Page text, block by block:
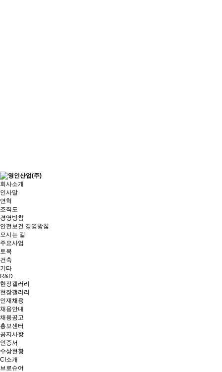
회사소개
인사말
연혁
조직도
경영방침
안전보건 경영방침
오시는 길
주요사업
토목
건축
기타
R&D
현장갤러리
현장갤러리
인재채용
채용안내
채용공고
홍보센터
공지사항
인증서
수상현황
CI소개
브로슈어